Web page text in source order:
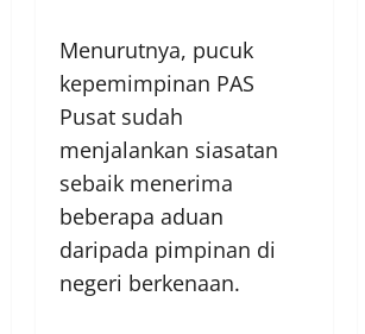
Menurutnya, pucuk
kepemimpinan PAS
Pusat sudah
menjalankan siasatan
sebaik menerima
beberapa aduan
daripada pimpinan di
negeri berkenaan.